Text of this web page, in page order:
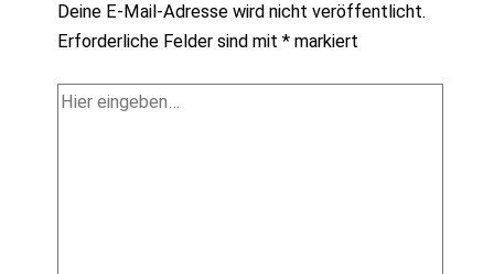
Deine E-Mail-Adresse wird nicht veröffentlicht.
Erforderliche Felder sind mit *markiert
Hier